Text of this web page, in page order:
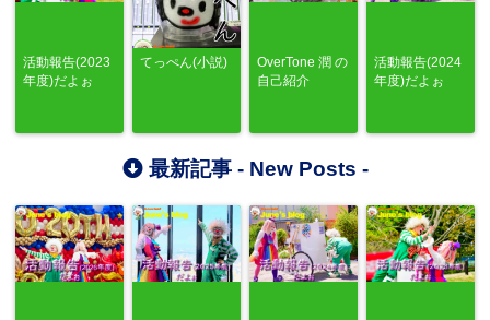
活動報告(2023
年度)だよぉ
てっぺん(小説)
OverTone 潤 の
自己紹介
活動報告(2024
年度)だよぉ
最新記事 - New Posts -